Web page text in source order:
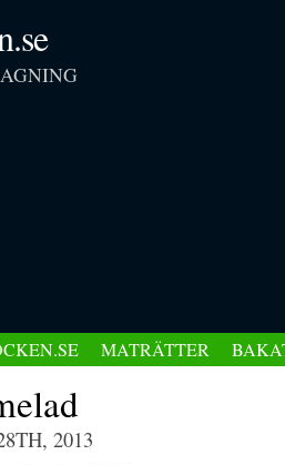
MATRÄTTER
2013